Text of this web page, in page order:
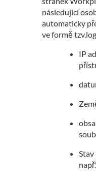
následující
automaticky
ve formě
IP